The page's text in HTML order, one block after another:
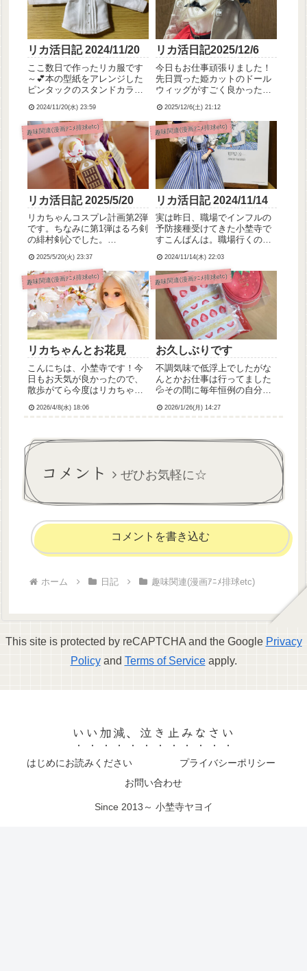
リカ活日記 2024/11/20
ここ数日で作ったリカ服です
～💕本の型紙をアレンジした
ピンタックのスタンドカラー
張った！ピンタックのやり方
はこちら↓の動画を参考に、動
画みたいに細かくはできなか
ったけど頑張りました🥺こち
らはゆーちゅーぶを参考に作
った...
2024/11/20(水) 23:59
リカ活日記2025/12/6
今日もお仕事頑張りました！
先日買った姫カットのドール
ウィッグがすごく良かったの
ものを同じショップさんから
購入、届いたのでまたリカち
ゃんに着用していただきまし
た。か、かわいい～！💕こち
らの商品です、迷ったけど買
ってよ...
2025/12/6(土) 21:12
趣味関連(漫画ｱﾆﾒ排球etc)
リカ活日記 2025/5/20
リカちゃんコスプレ計画第2弾
です。ちなみに第1弾はるろ剣
の緋村剣心でした。
らぶのへし切長谷部になって
もらいました！背面衣類、ス
トラ・肩まわりの防具と、ド
ールウィッグも自作です。(後
述)ピンタックのスタン...
2025/5/20(火) 23:37
趣味関連(漫画ｱﾆﾒ排球etc)
リカ活日記 2024/11/14
実は昨日、職場でインフルの
予防接種受けてきた小埜寺で
すこんばんは。職場行くのひ
たんですが、「大丈夫？」
「待ってるからね」って声か
けてもらえてありがたかった
です(´；ω；`)年末調整が提出
明日までだったらしいので明
2024/11/14(木) 22:03
趣味関連(漫画ｱﾆﾒ排球etc)
リカちゃんとお花見
こんにちは、小埜寺です！今
日もお天気が良かったので、
散歩がてら今度はリカちゃん
🌸最近メンタル的にも調子良
ってもう古いのか💦～閑話～
春はあげぽよもとい、Z世代
JK清...
2026/4/8(水) 18:06
趣味関連(漫画ｱﾆﾒ排球etc)
お久しぶりです
不調気味で低浮上でしたがな
んとかお仕事は行ってました
💦その間に毎年恒例の自分用
ォトジェニックリカ・ビオラ
どろいどどーるにっさまもお
ちゃん...
2026/1/26(月) 14:27
コメント ぜひお気軽に☆
コメントを書き込む
ホーム 日記 趣味関連(漫画ｱﾆﾒ排球etc)
This site is protected by reCAPTCHA and the Google Privacy
Policyand Terms of Serviceapply.
いい加減、泣き止みなさい
はじめにお読みください
プライバシーポリシー
お問い合わせ
Since 2013～ 小埜寺ヤヨイ